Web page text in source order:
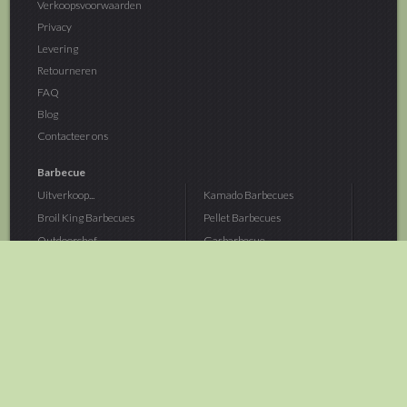
Verkoopsvoorwaarden
Privacy
Levering
Retourneren
FAQ
Blog
Contacteer ons
Barbecue
Uitverkoop...
Broil King Barbecues
Outdoorchef...
Kamado Barbecues
Pellet Barbecues
Gasbarbecue